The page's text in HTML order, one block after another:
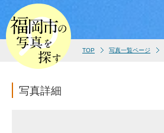
TOP 写真一覧ページ
写真詳細